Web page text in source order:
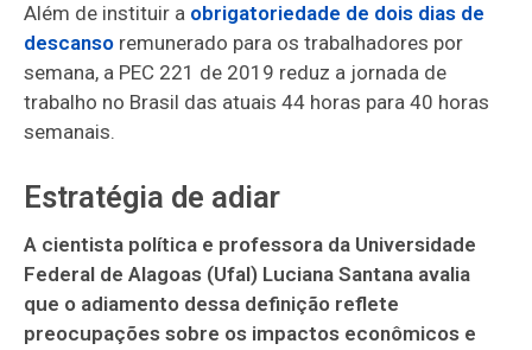
Além de instituir a obrigatoriedade de dois dias de
descanso remunerado para os trabalhadores por
semana, a PEC 221 de 2019 reduz a jornada de
trabalho no Brasil das atuais 44 horas para 40 horas
semanais.
Estratégia de adiar
A cientista política e professora da Universidade
Federal de Alagoas (Ufal) Luciana Santana avalia
que o adiamento dessa definição reflete
preocupações sobre os impactos econômicos e